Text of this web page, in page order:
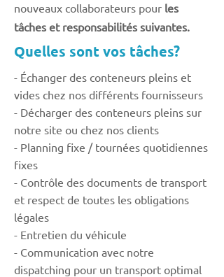
nouveaux collaborateurs pour les
tâches et responsabilités suivantes.
Quelles sont vos tâches?
- Échanger des conteneurs pleins et
vides chez nos différents fournisseurs
- Décharger des conteneurs pleins sur
notre site ou chez nos clients
- Planning fixe / tournées quotidiennes
fixes
- Contrôle des documents de transport
et respect de toutes les obligations
légales
- Entretien du véhicule
- Communication avec notre
dispatching pour un transport optimal